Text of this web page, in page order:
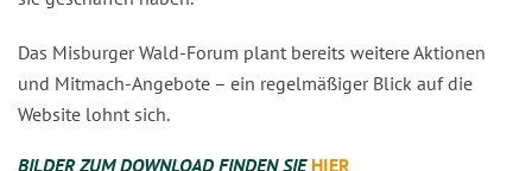
Das Misburger Wald-Forum plant bereits weitere Aktionen
und Mitmach-Angebote – ein regelmäßiger Blick auf die
Website lohnt sich.
BILDER ZUM DOWNLOAD FINDEN SIE HIER